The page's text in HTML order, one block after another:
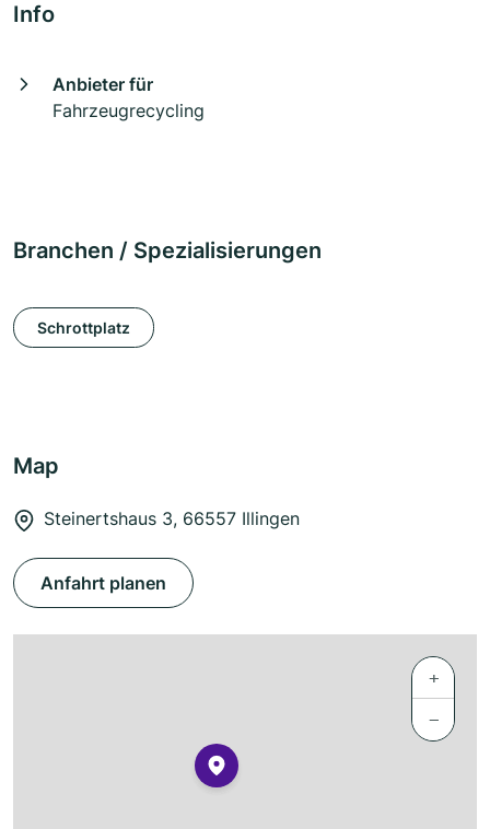
Info
Anbieter für
Fahrzeugrecycling
Branchen / Spezialisierungen
Schrottplatz
Map
Steinertshaus 3, 66557 Illingen
Anfahrt planen
+
−